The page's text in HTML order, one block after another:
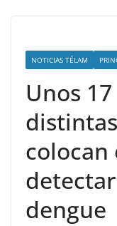
NOTICIAS TÉLAM
Unos
colocan
dengue